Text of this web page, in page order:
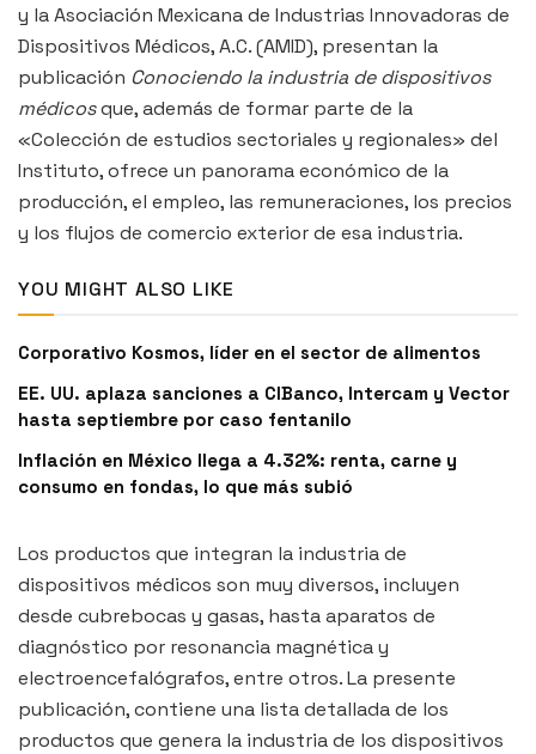
y la Asociación Mexicana de Industrias Innovadoras de
Dispositivos Médicos, A.C. (AMID), presentan la
publicación Conociendo la industria de dispositivos
médicosque, además de formar parte de la
«Colección de estudios sectoriales y regionales» del
Instituto, ofrece un panorama económico de la
producción, el empleo, las remuneraciones, los precios
y los flujos de comercio exterior de esa industria.
YOU MIGHT ALSO LIKE
Corporativo Kosmos, líder en el sector de alimentos
EE. UU. aplaza sanciones a CIBanco, Intercam y Vector
hasta septiembre por caso fentanilo
Inflación en México llega a 4.32%: renta, carne y
consumo en fondas, lo que más subió
Los productos que integran la industria de
dispositivos médicos son muy diversos, incluyen
desde cubrebocas y gasas, hasta aparatos de
diagnóstico por resonancia magnética y
electroencefalógrafos, entre otros. La presente
publicación, contiene una lista detallada de los
productos que genera la industria de los dispositivos